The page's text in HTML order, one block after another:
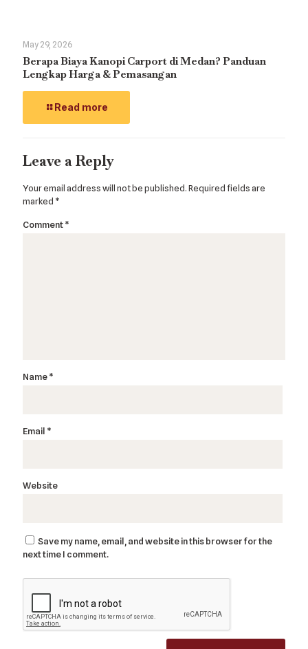
May 29, 2026
Berapa Biaya Kanopi Carport di Medan? Panduan
Lengkap Harga & Pemasangan
Read more
Leave a Reply
Your email address will not be published.Required fields are
marked *
Comment*
Name*
Email *
Website
Save my name, email, and website in this browser for the
next time I comment.